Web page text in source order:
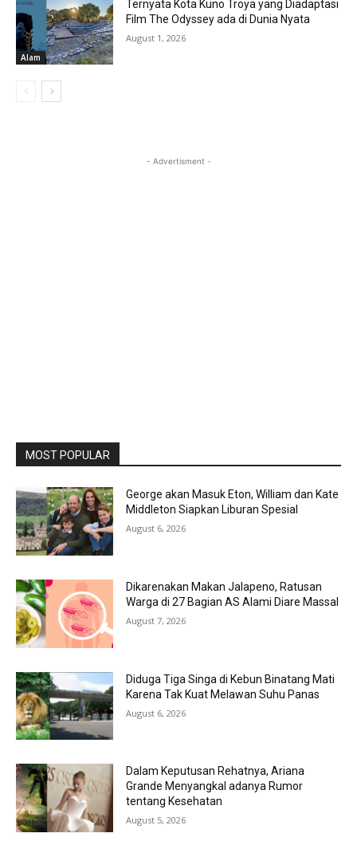
Alam
Ternyata Kota Kuno Troya yang Diadaptasi
Film The Odyssey ada di Dunia Nyata
August 1, 2026
- Advertisment -
MOST POPULAR
George akan Masuk Eton, William dan Kate
Middleton Siapkan Liburan Spesial
August 6, 2026
Dikarenakan Makan Jalapeno, Ratusan
Warga di 27 Bagian AS Alami Diare Massal
August 7, 2026
Diduga Tiga Singa di Kebun Binatang Mati
Karena Tak Kuat Melawan Suhu Panas
August 6, 2026
Dalam Keputusan Rehatnya, Ariana
Grande Menyangkal adanya Rumor
tentang Kesehatan
August 5, 2026